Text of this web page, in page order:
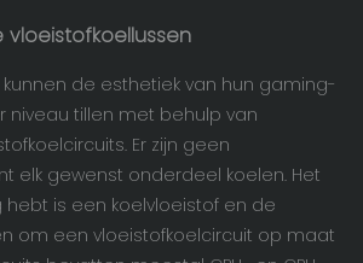
de esthetiek van hun gaming-
niveau tillen met behulp van
Er zijn geen
elk gewenst onderdeel koelen. Het
is een koelvloeistof en de
om een ​​vloeistofkoelcircuit op maat